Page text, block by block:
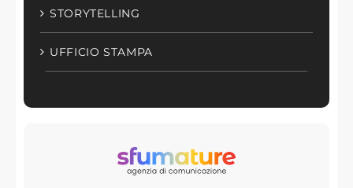
STORYTELLING
UFFICIO STAMPA